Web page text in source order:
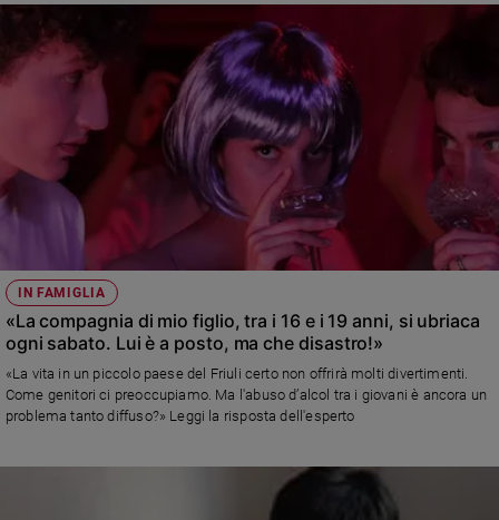
IN FAMIGLIA
«La compagnia di mio figlio, tra i 16 e i 19 anni, si ubriaca
ogni sabato. Lui è a posto, ma che disastro!»
«La vita in un piccolo paese del Friuli certo non offrirà molti divertimenti.
Come genitori ci preoccupiamo. Ma l'abuso d’alcol tra i giovani è ancora un
problema tanto diffuso?» Leggi la risposta dell'esperto